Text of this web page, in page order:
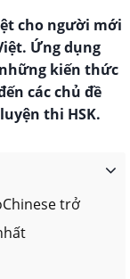
cho người mới
Ứng dụng
kiến thức
các chủ đề
thi HSK.
trở